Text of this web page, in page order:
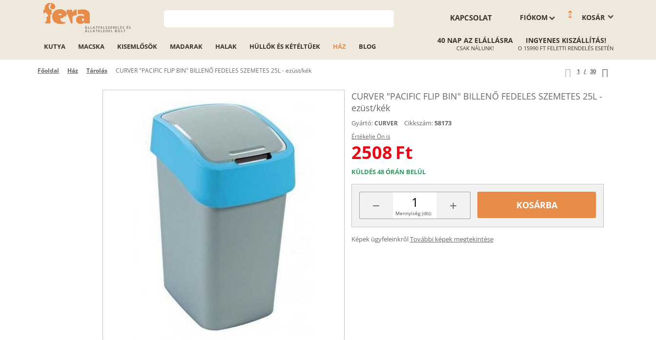
ÁLLATFELSZERELÉS ÉS
ÁLLATELEDEL BOLT
KOSÁR
0
FIÓKOM
KAPCSOLAT
KUTYA MACSKA KISEMLŐSÖK MADARAK HALAK HÜLLŐK ÉS KÉTÉLTŰEK HÁZ BLOG
40 NAP AZ ELÁLLÁSRA
CSAK NÁLUNK!
INGYENES KISZÁLLÍTÁS!
O 15990 FT FELETTI RENDELÉS ESETÉN
Főoldal Ház Tárolás CURVER "PACIFIC FLIP BIN" BILLENŐ FEDELES SZEMETES 25L - ezüst/kék 1 / 30
CURVER "PACIFIC FLIP BIN" BILLENŐ FEDELES SZEMETES 25L -
ezüst/kék
Gyártó: CURVER Cikkszám:58173
Értékelje Ön is
2508 Ft
KÜLDÉS 48 ÓRÁN BELÜL
− +
Mennyiség (db):
KOSÁRBA
Képek ügyfeleinkrőlTovábbi képek megtekintése